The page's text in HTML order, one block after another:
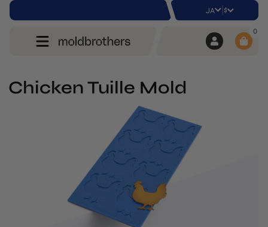
JA | $
0
Chicken Tuille Mold